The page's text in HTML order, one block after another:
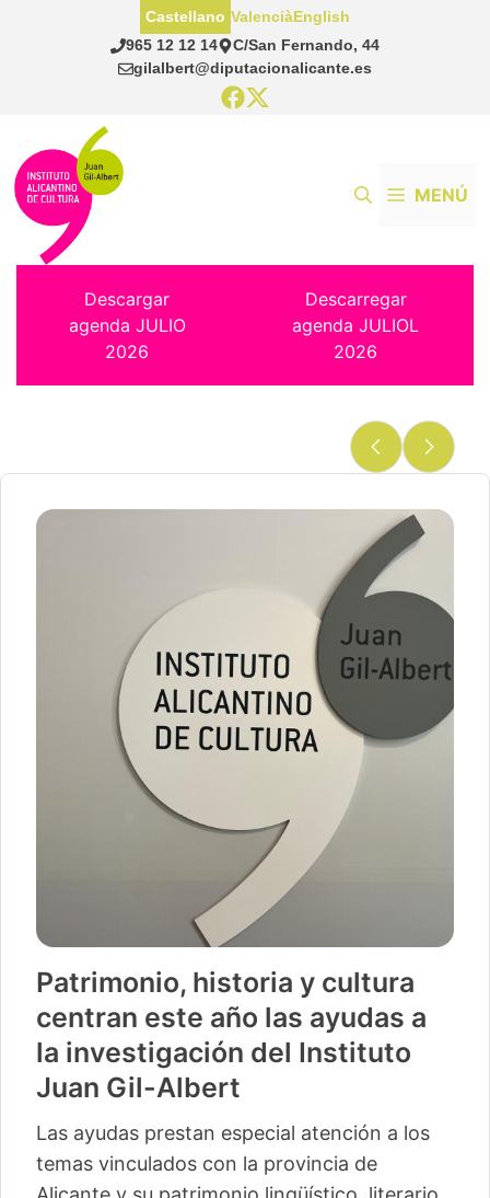
965 12 12 14
C/San Fernando, 44
gilalbert@diputacionalicante.es
Castellano ValenciàEnglish
MENÚ
Descargar
agenda JULIO
2026
Descarregar
agenda JULIOL
2026
Patrimonio, historia y cultura
centran este año las ayudas a
la investigación del Instituto
Juan Gil-Albert
Las ayudas prestan especial atención a los
temas vinculados con la provincia de